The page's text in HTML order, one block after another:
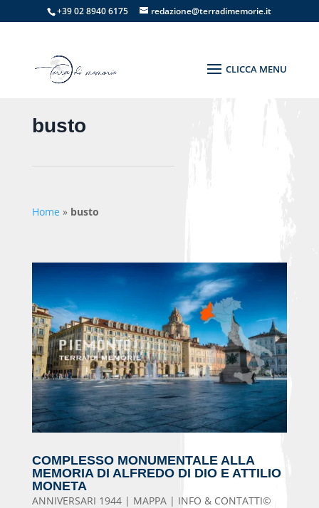
+39 02 8940 6175 redazione@terradimemorie.it
busto
Home » busto
COMPLESSO MONUMENTALE ALLA
MEMORIA DI ALFREDO DI DIO E ATTILIO
MONETA
ANNIVERSARI 1944 | MAPPA | INFO & CONTATTI©